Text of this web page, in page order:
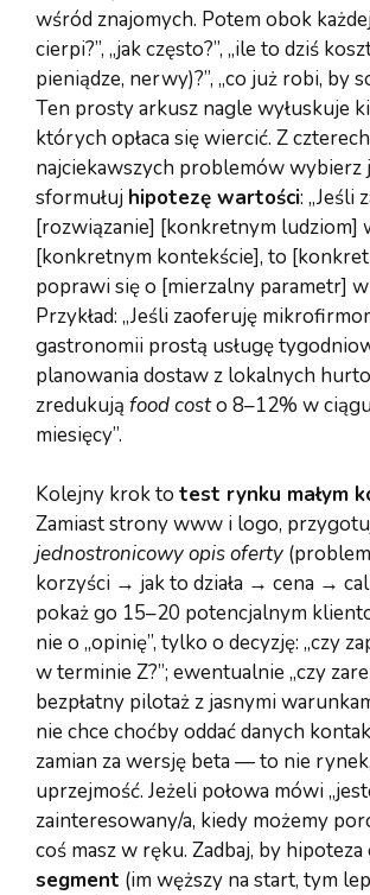
wśród znajomych. Potem obok
cierpi?”, „jak często?”, „ile to dziś
pieniądze, nerwy)?”, „co już robi, by
Ten prosty arkusz nagle wyłuskuje
których opłaca się wiercić. Z
najciekawszych problemów wybierz
sformułuj hipotezę wartości: „Jeśli
[rozwiązanie] [konkretnym ludziom]
[konkretnym kontekście], to
poprawi się o [mierzalny parametr] w
Przykład: „Jeśli zaoferuję
gastronomii prostą usługę
planowania dostaw z lokalnych
zredukują food costo 8–12% w
miesięcy”.
Kolejny krok to test rynku małym
Zamiast strony www i logo,
jednostronicowy opis oferty
korzyści → jak to działa → cena →
pokaż go 15–20 potencjalnym
nie o „opinię”, tylko o decyzję: „czy
w terminie Z?”; ewentualnie „czy
bezpłatny pilotaż z jasnymi
nie chce choćby oddać danych
zamian za wersję beta — to nie
uprzejmość. Jeżeli połowa mówi
zainteresowany/a, kiedy możemy
coś masz w ręku. Zadbaj, by hipoteza
segment (im węższy na start, tym